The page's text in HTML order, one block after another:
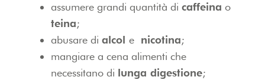
assumere grandi quantità di caffeina o
teina;
abusare di alcol e nicotina;
mangiare a cena alimenti che
necessitano di lunga digestione;